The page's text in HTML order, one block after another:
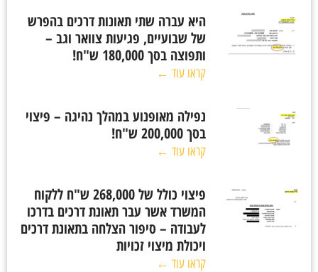
היא עברה שתי תאונות דרכים בהפרש
של שבועיים, פגיעות צוואר וגב –
ותפוצה בסך 180,000 ש"ח!
קראו עוד ←
נפילה מאופנוע במהלך נהיגה – פיצוי
בסך 200,000 ש"ח!
קראו עוד ←
פיצוי כולל של 268,000 ש"ח ללקוח
המשרד אשר עבר תאונת דרכים בדרכו
לעבודה – סיפור הצלחה בתאונת דרכים
ויכולת מיצוי זכויות
קראו עוד ←